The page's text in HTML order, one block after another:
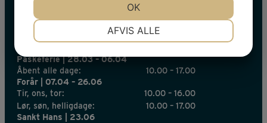
INFORMATION 2026
Påskeferie | 28.03 – 06.04
Åbent alle dage:
10.00 – 17.00
Forår | 07.04 – 26.06
Tir, ons, tor:
10.00 – 16.00
Lør, søn, helligdage:
10.00 – 17.00
Sankt Hans | 23.06
MARKETING STATISTIK
AFVIS ALLE
OK